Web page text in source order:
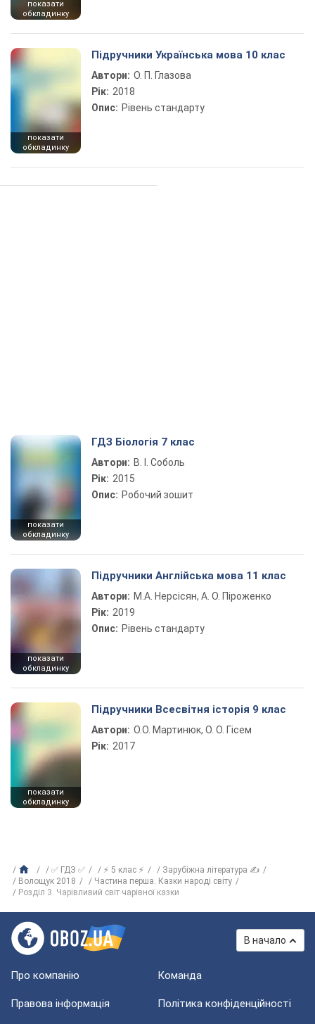
показати
обкладинку
показати
обкладинку
Підручники Українська мова 10 клас
Автори: О. П. Глазова
Рік: 2018
Опис: Рівень стандарту
показати
обкладинку
ГДЗ Біологія 7 клас
Автори: В. І. Соболь
Рік: 2015
Опис: Робочий зошит
показати
обкладинку
Підручники Англійська мова 11 клас
Автори: М.А. Нерсісян, А. О. Піроженко
Рік: 2019
Опис: Рівень стандарту
показати
обкладинку
Підручники Всесвітня історія 9 клас
Автори: О.О. Мартинюк, О. О. Гісем
Рік: 2017
✅ ГДЗ ✅ ⚡ 5 клас ⚡
Зарубіжна література ✍
Волощук 2018
Частина перша. Казки народі світу
Розділ 3. Чарівливий світ чарівної казки
В начало
Про компанію Команда
Правова інформація Політика конфіденційності